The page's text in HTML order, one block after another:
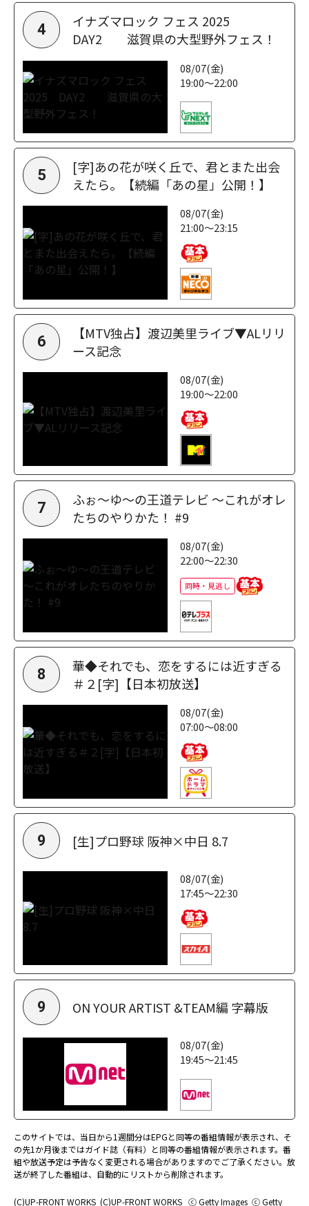
4
イナズマロック フェス 2025
DAY2 滋賀県の大型野外フェス！
08/07(金)
19:00～22:00
5
[字]あの花が咲く丘で、君とまた出会
えたら。【続編「あの星」公開！】
08/07(金)
21:00～23:15
6
【MTV独占】渡辺美里ライブ▼ALリリ
ース記念
08/07(金)
19:00～22:00
7
ふぉ～ゆ～の王道テレビ ～これがオレ
たちのやりかた！ #9
08/07(金)
22:00～22:30
同時・見逃し
8
華◆それでも、恋をするには近すぎる
＃２[字]【日本初放送】
08/07(金)
07:00～08:00
9 [生]プロ野球 阪神×中日 8.7
08/07(金)
17:45～22:30
9 ON YOUR ARTIST &TEAM編 字幕版
08/07(金)
19:45～21:45
このサイトでは、当日から1週間分はEPGと同等の番組情報が表示され、そ
の先1か月後まではガイド誌（有料）と同等の番組情報が表示されます。番
組や放送予定は予告なく変更される場合がありますのでご了承ください。放
送が終了した番組は、自動的にリストから削除されます。
(C)UP-FRONT WORKS (C)UP-FRONT WORKS ⓒ Getty Images ⓒ Getty